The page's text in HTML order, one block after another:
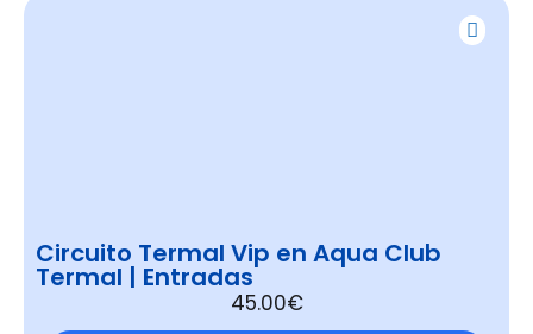
Circuito Termal Vip en Aqua Club
Termal | Entradas
45.00€